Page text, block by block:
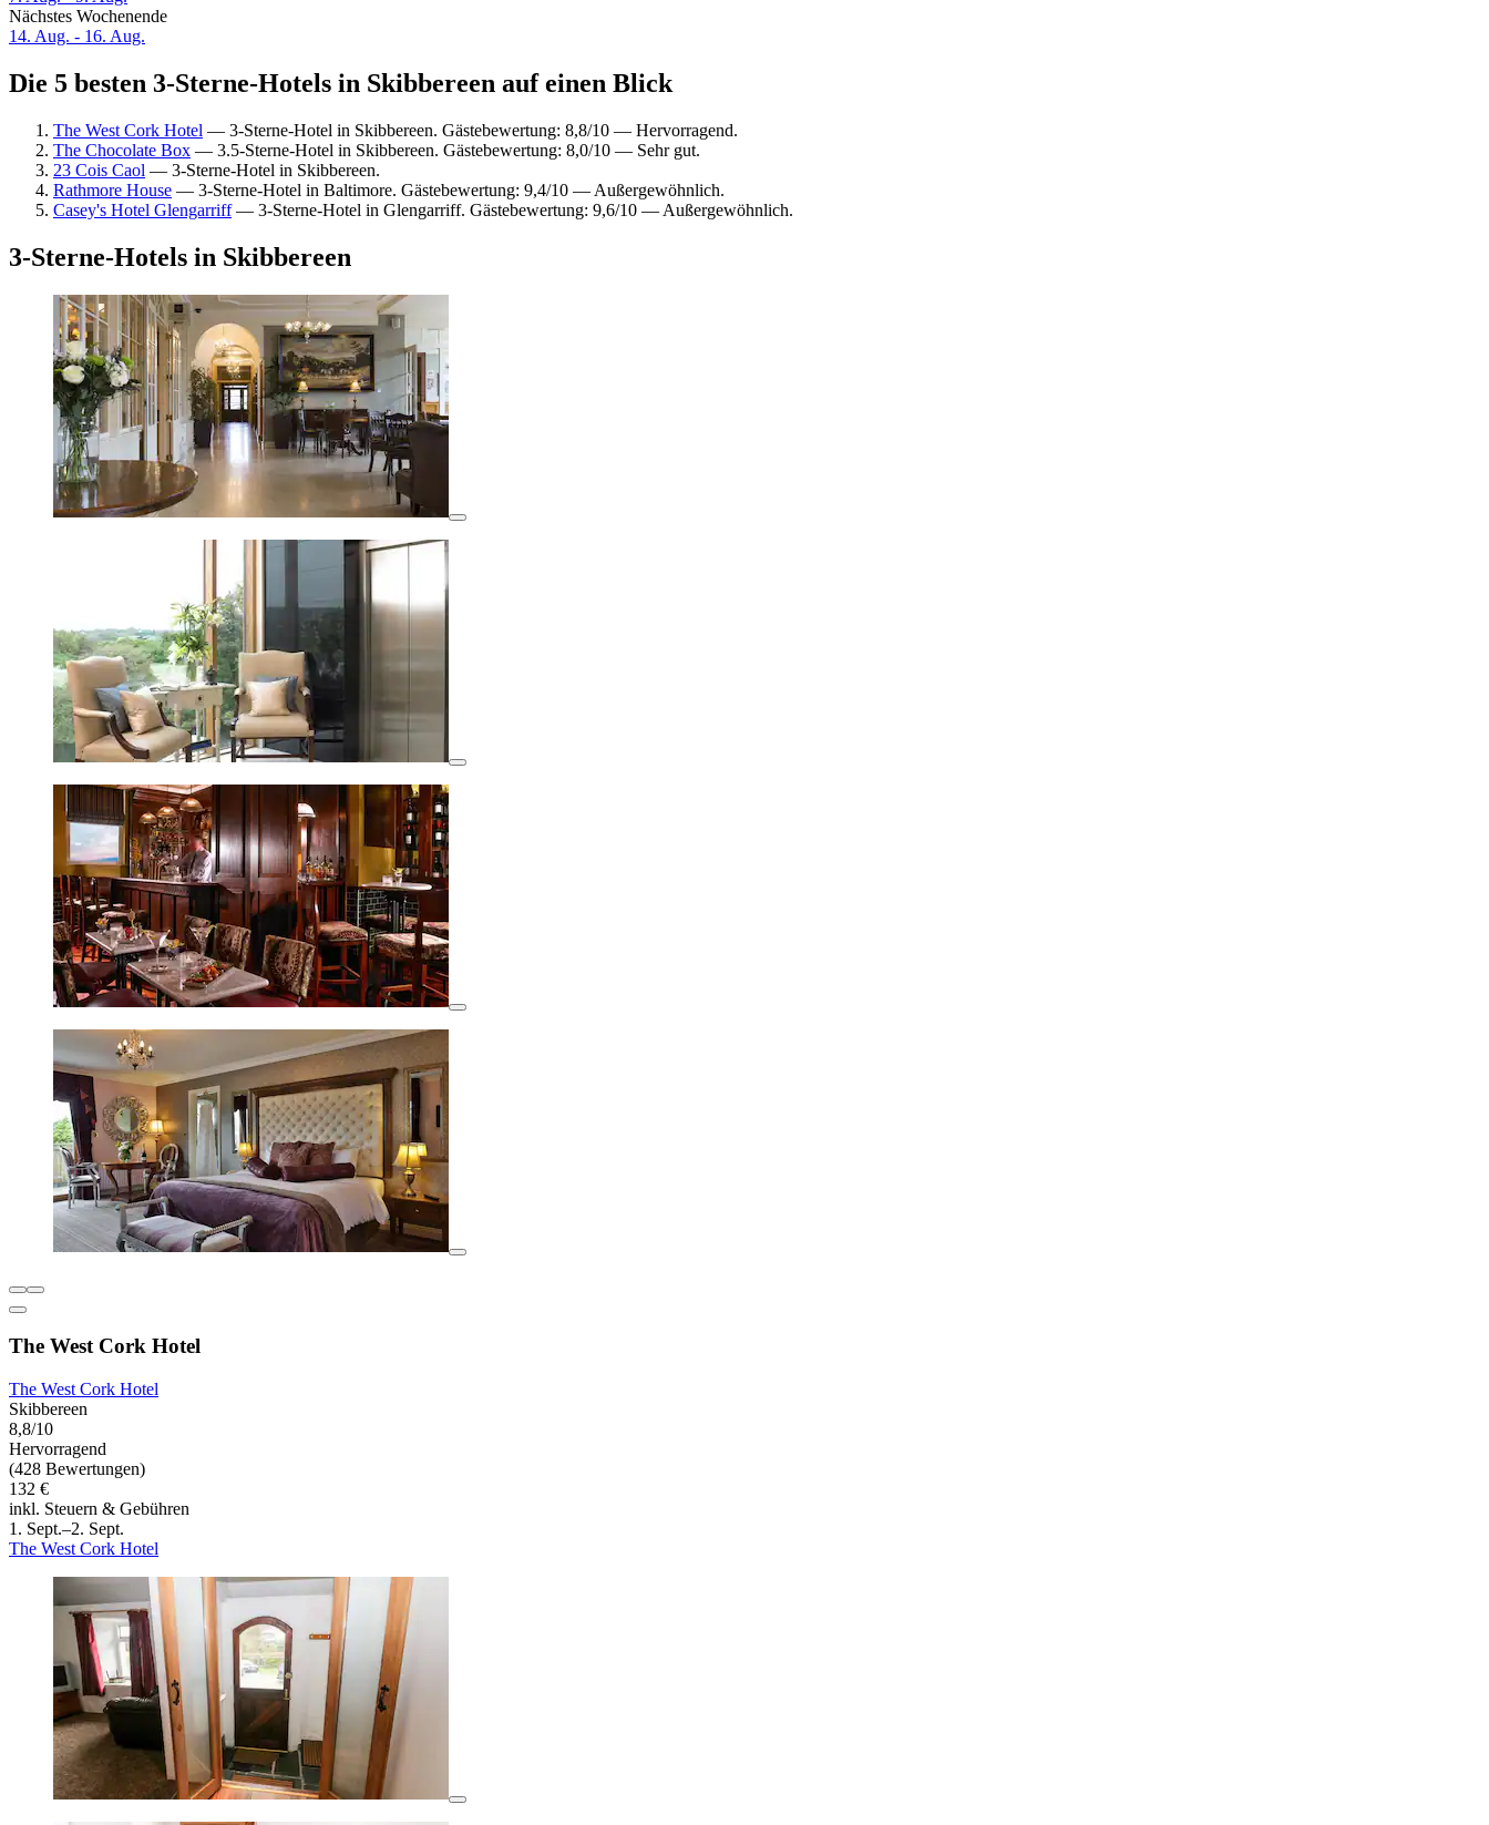
Nächstes Wochenende
14. Aug. - 16. Aug.
Die 5 besten 3-Sterne-Hotels in Skibbereen auf einen Blick
The West Cork Hotel — 3-Sterne-Hotel in Skibbereen. Gästebewertung: 8,8/10 — Hervorragend.
The Chocolate Box — 3.5-Sterne-Hotel in Skibbereen. Gästebewertung: 8,0/10 — Sehr gut.
23 Cois Caol — 3-Sterne-Hotel in Skibbereen.
Rathmore House — 3-Sterne-Hotel in Baltimore. Gästebewertung: 9,4/10 — Außergewöhnlich.
Casey's Hotel Glengarriff— 3-Sterne-Hotel in Glengarriff. Gästebewertung: 9,6/10 — Außergewöhnlich.
3-Sterne-Hotels in Skibbereen
The West Cork Hotel
The West Cork Hotel
Skibbereen
8,8/10
Hervorragend
(428 Bewertungen)
132 €
inkl. Steuern & Gebühren
1. Sept.–2. Sept.
The West Cork Hotel